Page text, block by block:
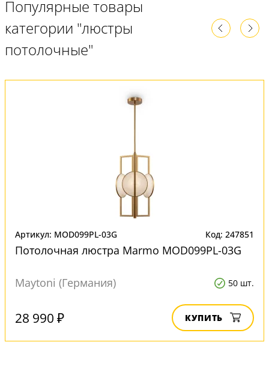
Популярные товары
категории "люстры
потолочные"
Артикул: MOD099PL-03G Код: 247851
Потолочная люстра Marmo MOD099PL-03G
Maytoni (Германия) 50 шт.
28 990 ₽ КУПИТЬ